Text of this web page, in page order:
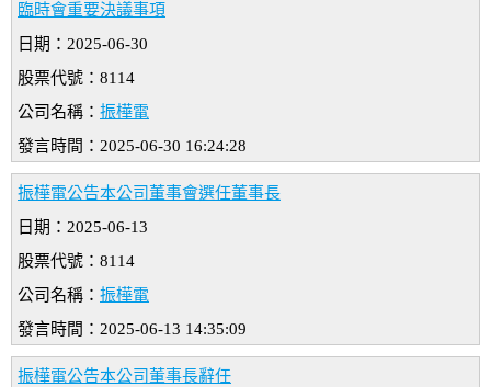
臨時會重要決議事項
日期：2025-06-30
股票代號：8114
公司名稱： 振樺電
發言時間：2025-06-30 16:24:28
振樺電公告本公司董事會選任董事長
日期：2025-06-13
股票代號：8114
公司名稱： 振樺電
發言時間：2025-06-13 14:35:09
振樺電公告本公司董事長辭任